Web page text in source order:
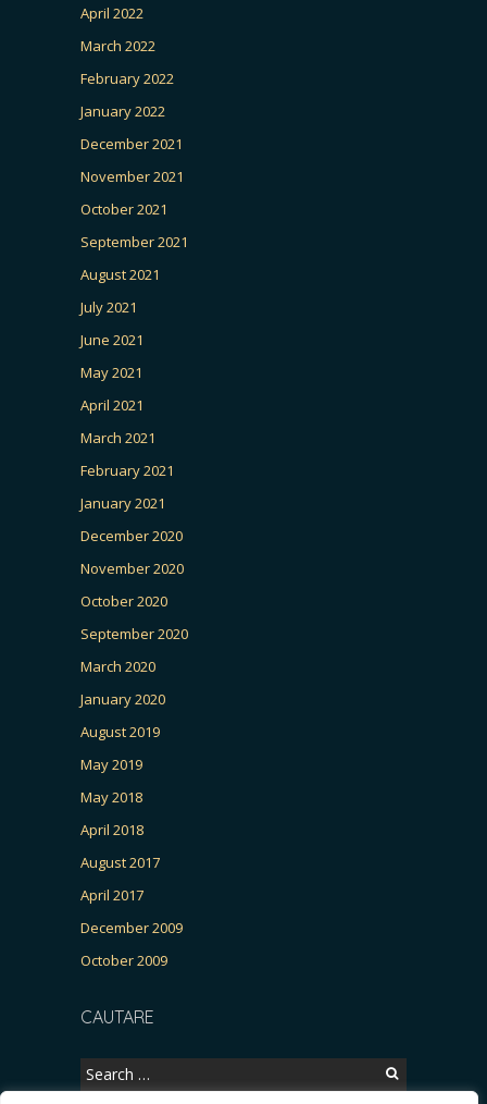
April 2022
March 2022
February 2022
January 2022
December 2021
November 2021
October 2021
September 2021
August 2021
July 2021
June 2021
May 2021
April 2021
March 2021
February 2021
January 2021
December 2020
November 2020
October 2020
September 2020
March 2020
January 2020
August 2019
May 2019
May 2018
April 2018
August 2017
April 2017
December 2009
October 2009
CAUTARE
Search
for: